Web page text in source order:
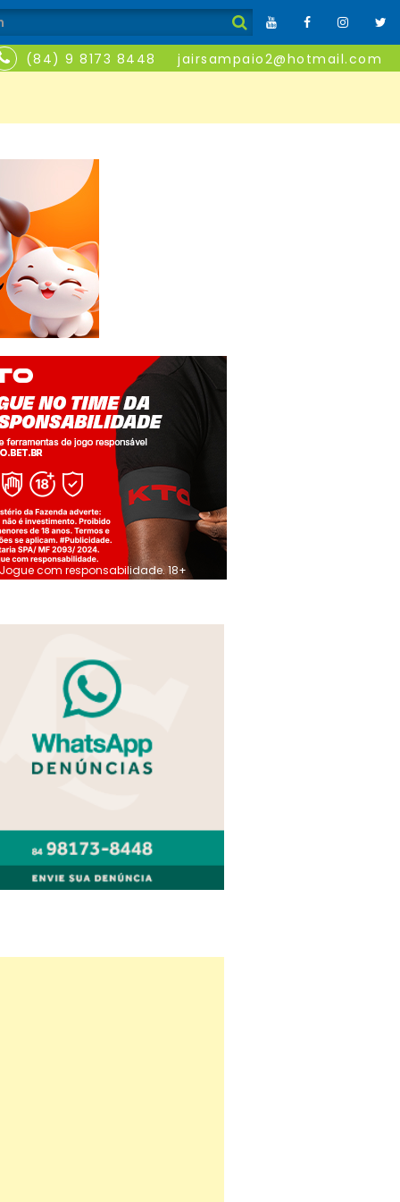
(84) 9 8173 8448 jairsampaio2@hotmail.com
Jogue com responsabilidade. 18+